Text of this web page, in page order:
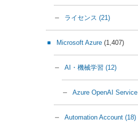
ライセンス (21)
Microsoft Azure (1,407)
AI・機械学習 (12)
Azure OpenAI Service
Automation Account (18)